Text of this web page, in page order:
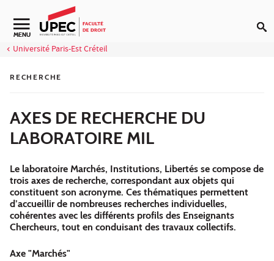
Aller au contenu
Navigation secondaire
MENU
Université Paris-Est Créteil
RECHERCHE
AXES DE RECHERCHE DU
LABORATOIRE MIL
Le laboratoire Marchés, Institutions, Libertés se compose de
trois axes de recherche, correspondant aux objets qui
constituent son acronyme. Ces thématiques permettent
d’accueillir de nombreuses recherches individuelles,
cohérentes avec les différents profils des Enseignants
Chercheurs, tout en conduisant des travaux collectifs.
Axe "Marchés"